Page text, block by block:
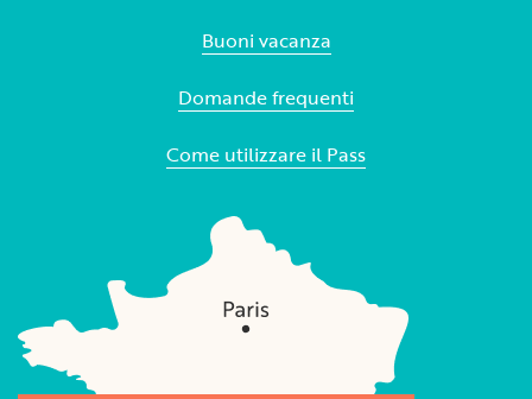
Buoni vacanza
Domande frequenti
Come utilizzare il Pass